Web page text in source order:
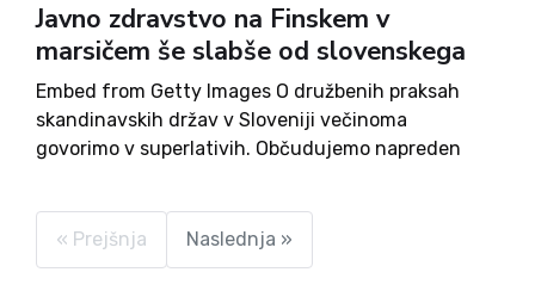
Javno zdravstvo na Finskem v
marsičem še slabše od slovenskega
Embed from Getty Images O družbenih praksah
skandinavskih držav v Sloveniji večinoma
govorimo v superlativih. Občudujemo napreden
precejšen odstotek svojega proračuna, kar se
odraža v prvih mestih na raznih lestvicah
uspešnosti. ...
« Prejšnja Naslednja »